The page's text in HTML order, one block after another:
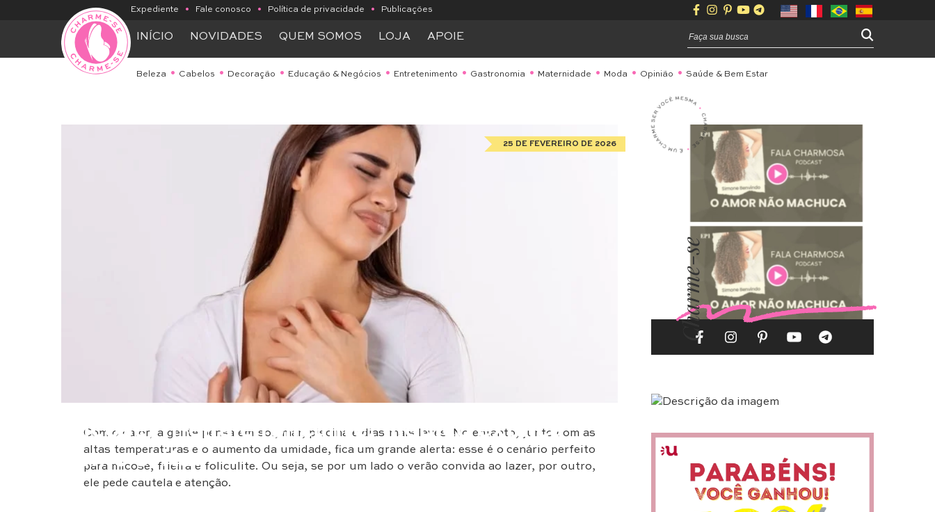
Expediente • Fale conosco • Política de privacidade • Publicações
INÍCIO NOVIDADES QUEM SOMOS LOJA APOIE
Beleza Cabelos Decoração Educação & Negócios Entretenimento Gastronomia Maternidade Moda Opinião Saúde & Bem Estar
Micose, frieira e foliculite: médico explica
como evitar
25 DE FEVEREIRO DE 2026
Com o calor, a gente pensa em sol, mar, piscina e dias mais leves. No entanto, junto com as
altas temperaturas e o aumento da umidade, fica um grande alerta: esse é o cenário perfeito
para micose, frieira e foliculite. Ou seja, se por um lado o verão convida ao lazer, por outro,
ele pede cautela e atenção.
Charme-se